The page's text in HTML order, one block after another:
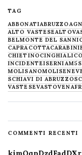
TAG
ABBONATIABRUZZO
ALTO VASTESE
BELMONTE DEL
CAPRACOTTA
CHIETINOCINGHIALI
INCIDENTEISERNIAM5S
MOLISANOMOLISE
SCHIAVI DI ABRUZZO
VASTESEVASTO
COMMENTI RECENTI